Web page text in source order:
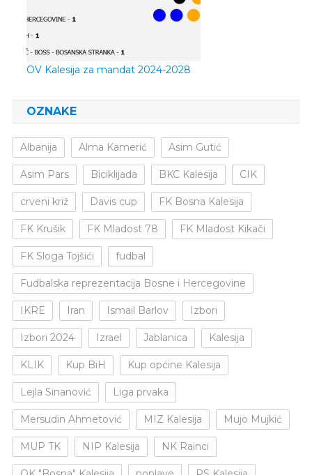
OV Kalesija za mandat 2024-2028
OZNAKE
Albanija Alma Kamerić Asim Gutić
Asim Pars Biciklijada BKC Kalesija CIK
crveni križ Davis cup FK Bosna Kalesija
FK Krušik FK Mladost 78 FK Mladost Kikači
FK Sloga Tojšići fudbal
Fudbalska reprezentacija Bosne i Hercegovine
IKRE Iran Ismail Barlov Izbori
Izbori 2024 Izrael Jablanica Kalesija
KLIK Kup BiH Kup općine Kalesija
Lejla Sinanović Liga prvaka
Mersudin Ahmetović MIZ Kalesija Mujo Mujkić
MUP TK NIP Kalesija NK Rainci